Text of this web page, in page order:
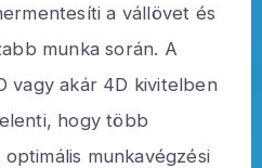
a vállövet és
munka során. A
vagy akár 4D kivitelben
hogy több
munkavégzési